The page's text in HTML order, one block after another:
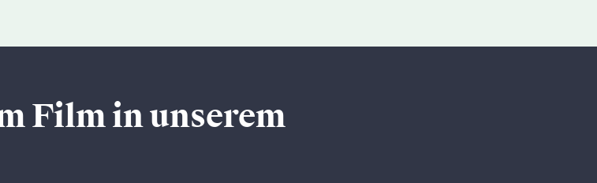
Film in unserem